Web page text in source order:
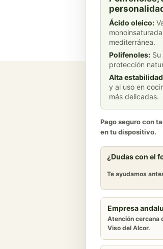
Ácido oleico:
mediterránea.
Polifenoles:Su
protección
Alta
y al uso en
más delicadas.
Pago seguro con
en tu dispositivo.
¿Dudas con el
Te ayudamos
Empresa
Atención cercana
Viso del Alcor.